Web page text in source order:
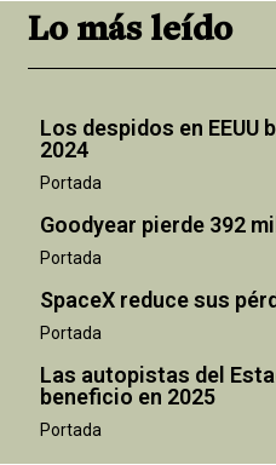
Lo más leído
Los despidos en EEUU
2024
Portada
Goodyear pierde 392
Portada
SpaceX reduce sus
Portada
Las autopistas del
beneficio en 2025
Portada